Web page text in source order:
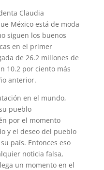
Claudia
México está de moda
siguen los buenos
en el primer
de 26.2 millones de
10.2 por ciento más
anterior.
en el mundo,
pueblo
por el momento
y el deseo del pueblo
país. Entonces eso
noticia falsa,
un momento en el